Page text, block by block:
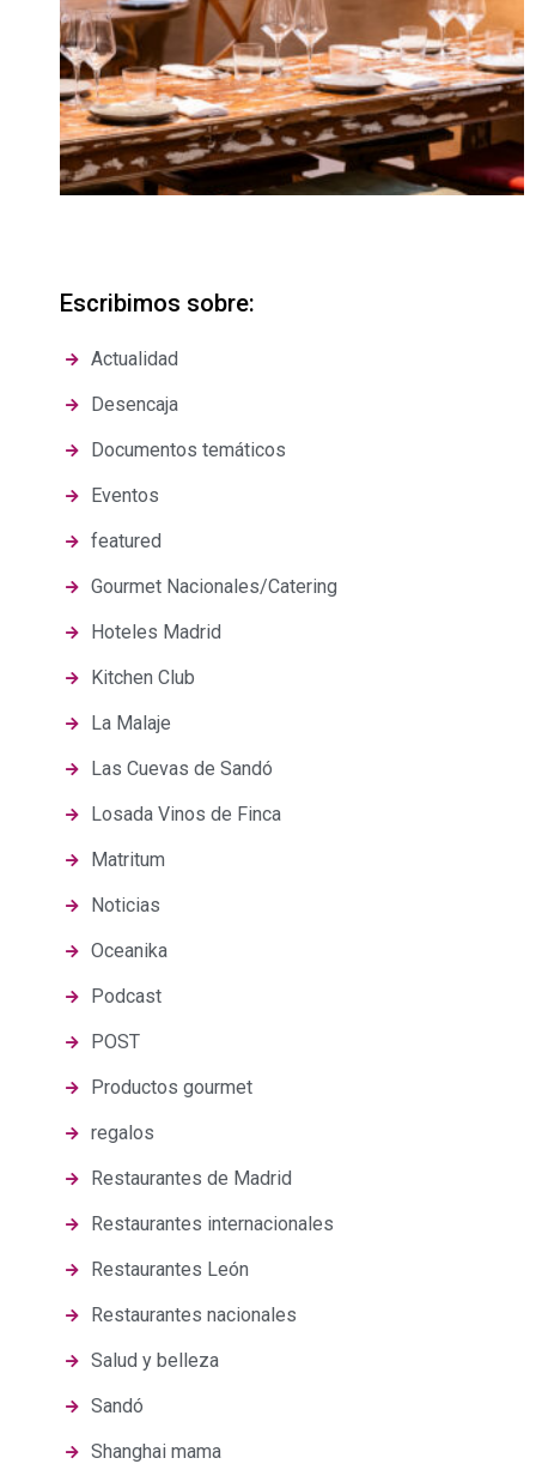
Escribimos sobre:
Actualidad
Desencaja
Documentos temáticos
Eventos
featured
Gourmet Nacionales/Catering
Hoteles Madrid
Kitchen Club
La Malaje
Las Cuevas de Sandó
Losada Vinos de Finca
Matritum
Noticias
Oceanika
Podcast
POST
Productos gourmet
regalos
Restaurantes de Madrid
Restaurantes internacionales
Restaurantes León
Restaurantes nacionales
Salud y belleza
Sandó
Shanghai mama